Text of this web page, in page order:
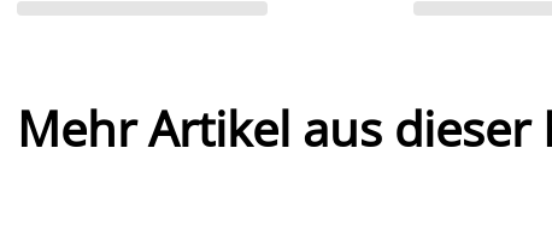
Mehr Artikel aus dieser